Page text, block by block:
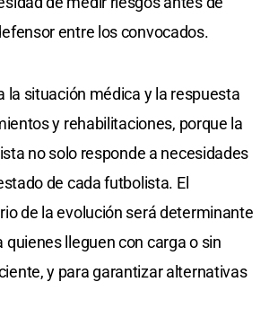
entre los convocados.
la situación médica y la respuesta
y rehabilitaciones, porque la
no solo responde a necesidades
de cada futbolista. El
de la evolución será determinante
quienes lleguen con carga o sin
y para garantizar alternativas